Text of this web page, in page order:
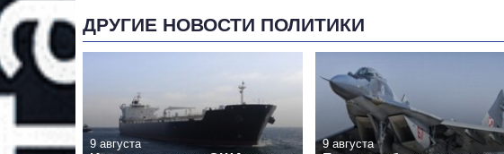
ДРУГИЕ НОВОСТИ ПОЛИТИКИ
9 августа 9 августа